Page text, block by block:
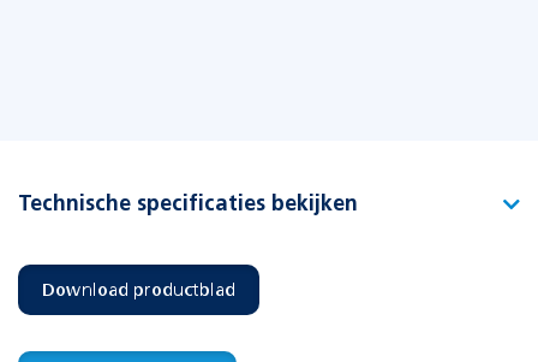
Technische specificaties bekijken
Artikelnummer 391603
Download productblad